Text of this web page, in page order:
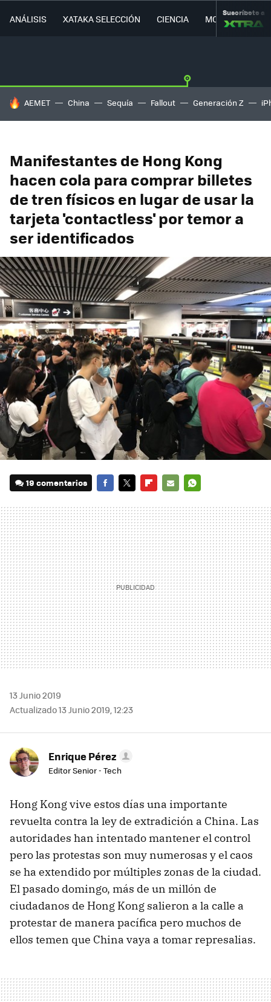
ANÁLISIS XATAKA SELECCIÓN CIENCIA MOVILIDAD
Suscríbete a
HOY SE HABLA DE
AEMET China Sequía Fallout Generación Z
Manifestantes de Hong Kong
hacen cola para comprar billetes
de tren físicos en lugar de usar la
tarjeta 'contactless' por temor a
ser identificados
19 comentarios
MAIL
13 Junio 2019
Actualizado 13 Junio 2019, 12:23
Enrique Pérez
Editor Senior - Tech
Hong Kong vive estos días una importante
revuelta contra la ley de extradición a China. Las
autoridades han intentado mantener el control
pero las protestas son muy numerosas y el caos
se ha extendido por múltiples zonas de la ciudad.
El pasado domingo, más de un millón de
ciudadanos de Hong Kong salieron a la calle a
protestar de manera pacífica pero muchos de
ellos temen que China vaya a tomar represalias.